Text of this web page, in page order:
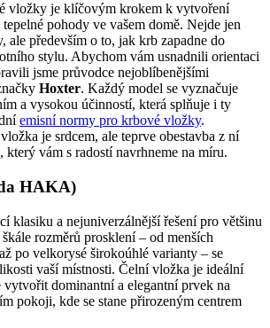
vložky je klíčovým krokem k vytvoření
pohody ve vašem domě. Nejde jen
ale především o to, jak krb zapadne do
stylu. Abychom vám usnadnili orientaci
jsme průvodce nejoblíbenějšími
Hoxter. Každý model se vyznačuje
a vysokou účinností, která splňuje i ty
emisní normy pro krbové vložky.
je srdcem, ale teprve obestavba z ní
vám s radostí navrhneme na míru.
HAKA)
klasiku a nejuniverzálnější řešení pro většinu
rozměrů prosklení – od menších
po velkorysé širokoúhlé varianty – se
vaší místnosti. Čelní vložka je ideální
dominantní a elegantní prvek na
pokoji, kde se stane přirozeným centrem